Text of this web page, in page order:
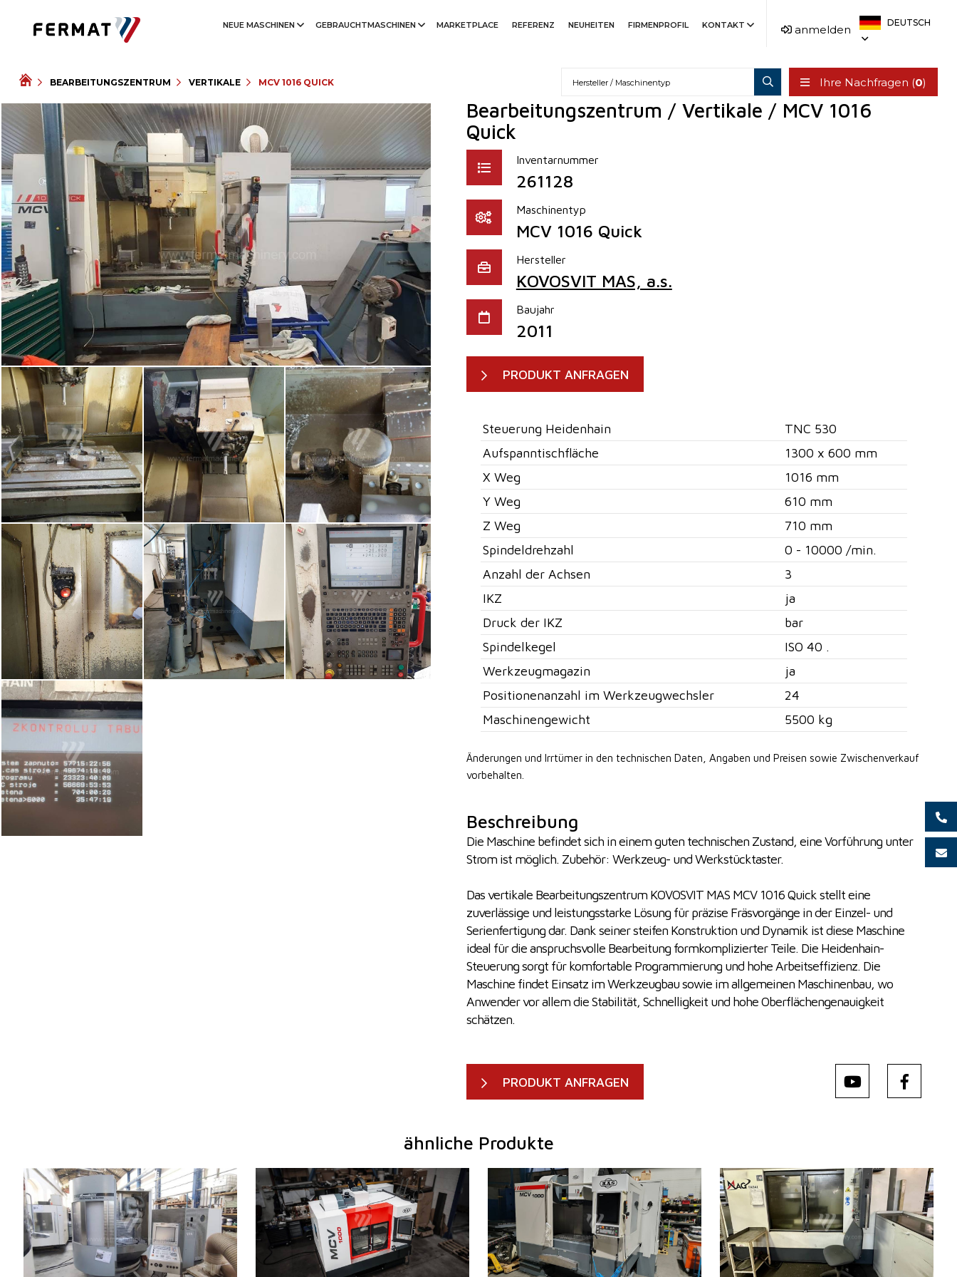
NEUE MASCHINEN GEBRAUCHTMASCHINEN MARKETPLACE REFERENZ NEUHEITEN FIRMENPROFIL KONTAKT anmelden
DEUTSCH
BEARBEITUNGSZENTRUM VERTIKALE MCV 1016 QUICK Ihre Nachfragen (0)
Bearbeitungszentrum / Vertikale / MCV 1016
Quick
Inventarnummer
261128
Maschinentyp
MCV 1016 Quick
Hersteller
KOVOSVIT MAS, a.s.
Baujahr
2011
PRODUKT ANFRAGEN
Steuerung Heidenhain
TNC 530
Aufspanntischfläche
1300 x 600 mm
X Weg
1016 mm
Y Weg
610 mm
Z Weg
710 mm
Spindeldrehzahl
0 - 10000 /min.
Anzahl der Achsen
3
IKZ
ja
Druck der IKZ
bar
Spindelkegel
ISO 40 .
Werkzeugmagazin
ja
Positionenanzahl im Werkzeugwechsler
24
Maschinengewicht
5500 kg
Änderungen und Irrtümer in den technischen Daten, Angaben und Preisen sowie Zwischenverkauf
vorbehalten.
Beschreibung
Die Maschine befindet sich in einem guten technischen Zustand, eine Vorführung unter
Strom ist möglich. Zubehör: Werkzeug- und Werkstücktaster.
Das vertikale Bearbeitungszentrum KOVOSVIT MAS MCV 1016 Quick stellt eine
zuverlässige und leistungsstarke Lösung für präzise Fräsvorgänge in der Einzel- und
Serienfertigung dar. Dank seiner steifen Konstruktion und Dynamik ist diese Maschine
ideal für die anspruchsvolle Bearbeitung formkomplizierter Teile. Die Heidenhain-
Steuerung sorgt für komfortable Programmierung und hohe Arbeitseffizienz. Die
Maschine findet Einsatz im Werkzeugbau sowie im allgemeinen Maschinenbau, wo
Anwender vor allem die Stabilität, Schnelligkeit und hohe Oberflächengenauigkeit
schätzen.
PRODUKT ANFRAGEN
ähnliche Produkte
Baujahr:
2005
Kontrollsystem
ja
Steuerung Heidenhain
TNC 530
Aufspanntischfläche
600x1000 mm
X Weg
630 mm
Y Weg
560 mm
Z Weg
560 mm
Spindeldrehzahl
0 - 12000 /min.
Baujahr:
2025
Kontrollsystem
ja
Steuerung Heidenhain
TNC 620
Aufspanntischfläche
1300 x 600 mm
X Weg
1000 mm
Y Weg
600 mm
Z Weg
660 mm
Spindeldrehzahl
0 - 10000 /min.
Baujahr:
2024
Kontrollsystem
ja
Steuerung Heidenhain
TNC 620
Aufspanntischfläche
1300 x 600 mm
X Weg
1000 mm
Y Weg
600 mm
Z Weg
660 mm
Spindeldrehzahl
0 - 10000 /min.
Baujahr:
2007
Kontrollsystem
ja
Steuerung Fanuc
0i - MC
Aufspanntischfläche
1220x508 mm
X Weg
1016 mm
Y Weg
508 mm
Z Weg
508 mm
Spindeldrehzahl
0 - 10000 /min.